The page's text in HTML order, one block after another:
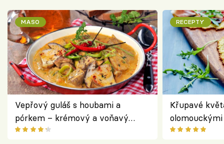
MASO
Vepřový guláš s houbami a
pórkem – krémový a voňavý
pokrm z jednoho hrnce
RECEPTY
Křupavé
bezlepkový